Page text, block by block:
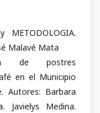
METODOLOGIA.
Malavé Mata
de postres
en el Municipio
Autores: Barbara
Javielys Medina.